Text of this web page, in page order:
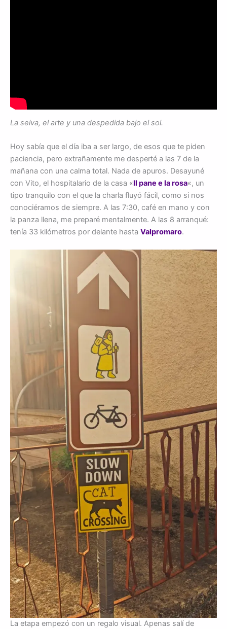
La selva, el arte y una despedida bajo el sol.
Hoy sabía que el día iba a ser largo, de esos que te piden
paciencia, pero extrañamente me desperté a las 7 de la
mañana con una calma total. Nada de apuros. Desayuné
con Vito, el hospitalario de la casa «Il pane e la rosa«, un
tipo tranquilo con el que la charla fluyó fácil, como si nos
conociéramos de siempre. A las 7:30, café en mano y con
la panza llena, me preparé mentalmente. A las 8 arranqué:
tenía 33 kilómetros por delante hasta Valpromaro.
La etapa empezó con un regalo visual. Apenas salí de